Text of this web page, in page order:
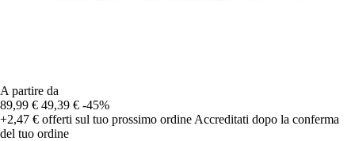
A partire da
89,99 € 49,39 € -45%
+2,47 € offerti sul tuo prossimo ordine Accreditati dopo la conferma
del tuo ordine